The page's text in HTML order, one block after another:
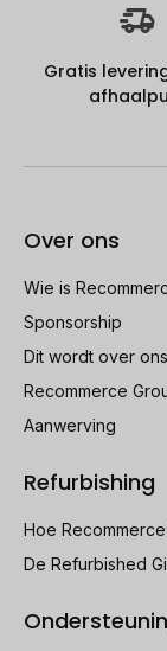
Gratis
Over ons
Wie is
Sponsorship
Dit wordt over
Recommerce
Aanwerving
Refurbishing
Hoe
De Refurbished